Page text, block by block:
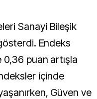
Sanayi Bileşik
Endeks
puan artışla
içinde
Güven ve